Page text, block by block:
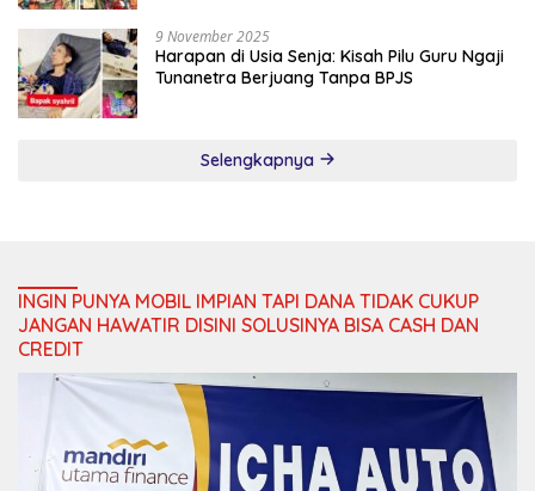
9 November 2025
Harapan di Usia Senja: Kisah Pilu Guru Ngaji
Tunanetra Berjuang Tanpa BPJS
Selengkapnya
INGIN PUNYA MOBIL IMPIAN TAPI DANA TIDAK CUKUP
JANGAN HAWATIR DISINI SOLUSINYA BISA CASH DAN
CREDIT